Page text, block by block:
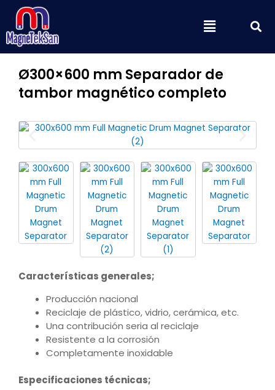
contenido
Menú
Ø300×600 mm Separador de
tambor magnético completo
Características generales;
Producción nacional
Reciclaje de plástico, vidrio, cerámica, etc.
Una contribución seria al reciclaje
Resistente a la corrosión
Completamente inoxidable
Especificaciones técnicas;